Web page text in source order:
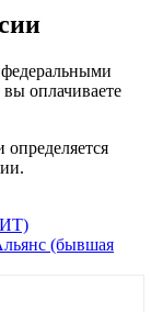
оплачиваете
определяется
(бывшая